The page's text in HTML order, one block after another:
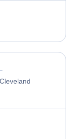
Cleveland